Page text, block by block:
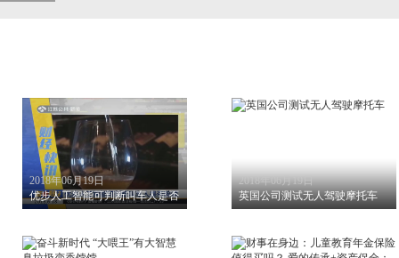
2018年06月19日
优步人工智能可判断叫车人是否醉酒
2018年06月19日
英国公司测试无人驾驶摩托车